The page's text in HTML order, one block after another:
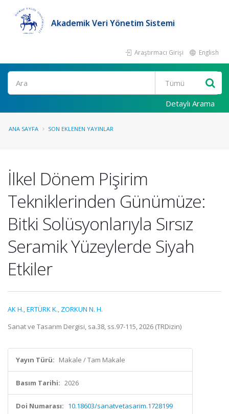
Akademik Veri Yönetim Sistemi
Araştırmacı Girişi English
Ara
Detaylı Arama
ANA SAYFA SON EKLENEN YAYINLAR
İlkel Dönem Pişirim
Tekniklerinden Günümüze:
Bitki Solüsyonlarıyla Sırsız
Seramik Yüzeylerde Siyah
Etkiler
AK H.,ERTÜRK K., ZORKUN N. H.
Sanat ve Tasarım Dergisi, sa.38, ss.97-115, 2026 (TRDizin)
Yayın Türü: Makale / Tam Makale
Basım Tarihi: 2026
Doi Numarası: 10.18603/sanatvetasarim.1728199